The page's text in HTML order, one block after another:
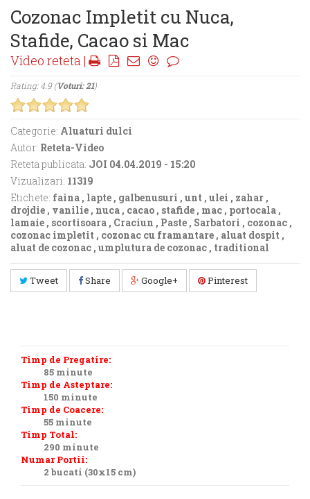
Cozonac Impletit cu Nuca,
Stafide, Cacao si Mac
Video reteta |
Rating: 4.9 (Voturi: 21)
Categorie: Aluaturi dulci
Autor: Reteta-Video
Reteta publicata: JOI 04.04.2019 - 15:20
Vizualizari: 11319
Etichete: faina , lapte , galbenusuri , unt , ulei , zahar ,
drojdie , vanilie , nuca , cacao , stafide , mac , portocala ,
lamaie , scortisoara , Craciun , Paste , Sarbatori , cozonac ,
cozonac impletit , cozonac cu framantare , aluat dospit ,
aluat de cozonac , umplutura de cozonac , traditional
Tweet Share Google+ Pinterest
Timp de Pregatire:
85 minute
Timp de Asteptare:
150 minute
Timp de Coacere:
55 minute
Timp Total:
290 minute
Numar Portii:
2 bucati (30x15 cm)